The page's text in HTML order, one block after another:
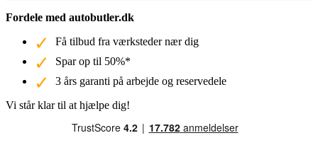
Fordele med autobutler.dk
Få tilbud fra værksteder nær dig
Spar op til 50%*
3 års garanti på arbejde og reservedele
Vi står klar til at hjælpe dig!